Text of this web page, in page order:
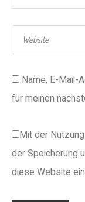
Name, E-Mail-
für meinen
Mit der
der Speicherung
diese Website